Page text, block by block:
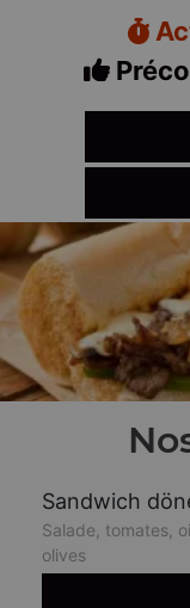
Sandwich
Salade, tomates,
olives